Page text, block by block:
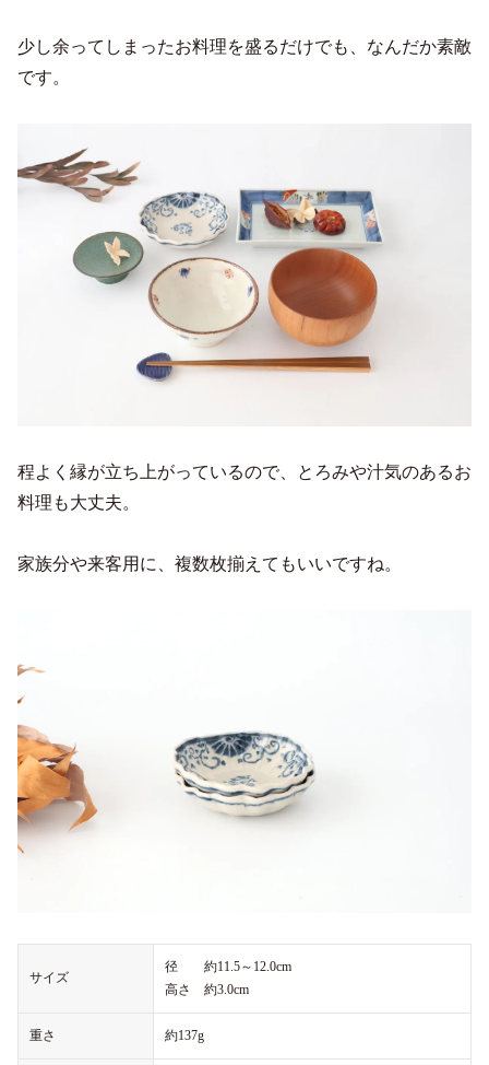
少し余ってしまったお料理を盛るだけでも、なんだか素敵
です。
程よく縁が立ち上がっているので、とろみや汁気のあるお
料理も大丈夫。
家族分や来客用に、複数枚揃えてもいいですね。
サイズ
径 約11.5～12.0cm
高さ 約3.0cm
重さ 約137g